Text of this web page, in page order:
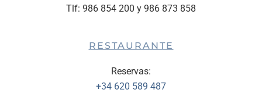
Tlf: 986 854 200 y 986 873 858
RESTAURANTE
Reservas:
+34 620 589 487